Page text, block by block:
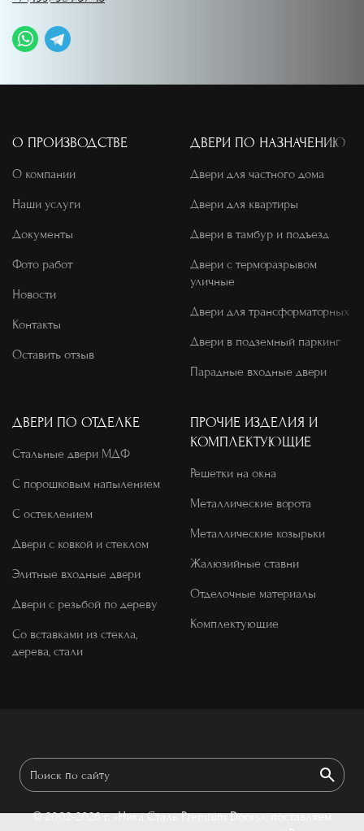
О ПРОИЗВОДСТВЕ
О компании
Наши услуги
Документы
Фото работ
Новости
Контакты
Оставить отзыв
ДВЕРИ ПО НАЗНАЧЕНИЮ
Двери для частного дома
Двери для квартиры
Двери в тамбур и подъезд
Двери с терморазрывом
уличные
Двери для трансформаторных
Двери в подземный паркинг
Парадные входные двери
ДВЕРИ ПО ОТДЕЛКЕ
Стальные двери МДФ
С порошковым напылением
С остеклением
Двери с ковкой и стеклом
Элитные входные двери
Двери с резьбой по дереву
Со вставками из стекла,
дерева, стали
ПРОЧИЕ ИЗДЕЛИЯ И
КОМПЛЕКТУЮЩИЕ
Решетки на окна
Металлические ворота
Металлические козырьки
Жалюзийные ставни
Отделочные материалы
Комплектующие
© 2002-2026 г.«Ника Сталь Premium Doors», поставляем